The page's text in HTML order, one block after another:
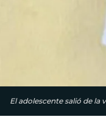
El adolescente salió de la